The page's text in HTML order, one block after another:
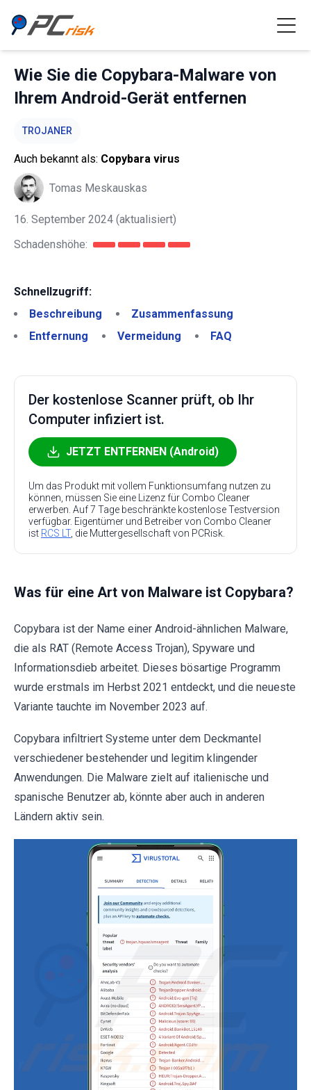
Wie Sie die Copybara-Malware von
Ihrem Android-Gerät entfernen
TROJANER
Auch bekannt als: Copybara virus
Tomas Meskauskas
16. September 2024 (aktualisiert)
Schadenshöhe:
Schnellzugriff:
Beschreibung
Zusammenfassung
Entfernung
Vermeidung FAQ
Der kostenlose Scanner prüft, ob Ihr
Computer infiziert ist.
JETZT ENTFERNEN (Android)
Um das Produkt mit vollem Funktionsumfang nutzen zu
können, müssen Sie eine Lizenz für Combo Cleaner
erwerben. Auf 7 Tage beschränkte kostenlose Testversion
verfügbar. Eigentümer und Betreiber von Combo Cleaner
ist RCS LT, die Muttergesellschaft von PCRisk.
Was für eine Art von Malware ist Copybara?
Copybara ist der Name einer Android-ähnlichen Malware,
die als RAT (Remote Access Trojan), Spyware und
Informationsdieb arbeitet. Dieses bösartige Programm
wurde erstmals im Herbst 2021 entdeckt, und die neueste
Variante tauchte im November 2023 auf.
Copybara infiltriert Systeme unter dem Deckmantel
verschiedener bestehender und legitim klingender
Anwendungen. Die Malware zielt auf italienische und
spanische Benutzer ab, könnte aber auch in anderen
Ländern aktiv sein.